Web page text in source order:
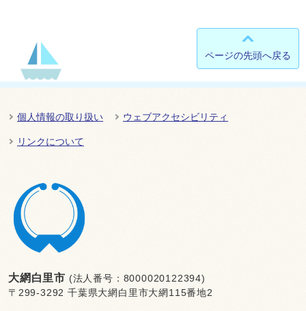
ページの先頭へ戻る
個人情報の取り扱い ウェブアクセシビリティ
リンクについて
大網白里市 (法人番号：8000020122394)
〒299-3292 千葉県大網白里市大網115番地2